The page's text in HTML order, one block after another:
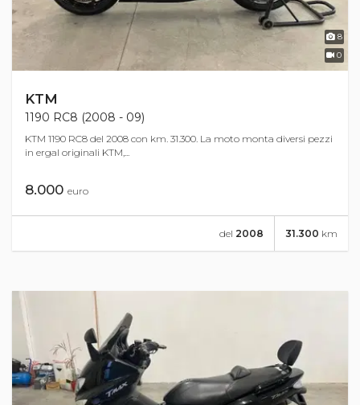
8
0
KTM
1190 RC8 (2008 - 09)
KTM 1190 RC8 del 2008 con km. 31.300. La moto monta diversi pezzi
in ergal originali KTM,...
8.000 euro
31.300 km
del 2008